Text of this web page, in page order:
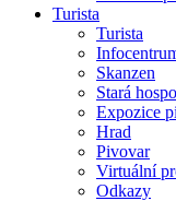
Turista
Turista
Skanzen
Stará
Expozice
Hrad
Pivovar
Virtuální
Odkazy